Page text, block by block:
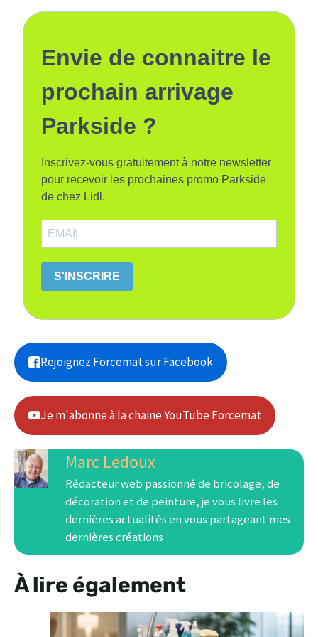
Envie de connaitre le
prochain arrivage
Parkside ?
Inscrivez-vous gratuitement à notre newsletter
pour recevoir les prochaines promo Parkside
de chez Lidl.
S'INSCRIRE
Rejoignez Forcemat sur Facebook
Je m'abonne à la chaine YouTube Forcemat
Marc Ledoux
Rédacteur web passionné de bricolage, de
décoration et de peinture, je vous livre les
dernières actualités en vous partageant mes
dernières créations
À lire également